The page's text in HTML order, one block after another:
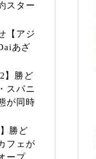
スター
【アジ
あざ
】勝ど
スパニ
が同時
勝ど
フェが